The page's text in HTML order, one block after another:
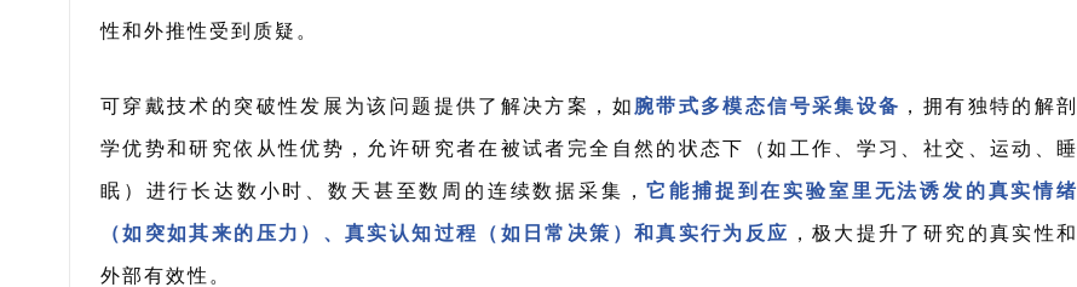
性和外推性受到质疑。
可穿戴技术的突破性发展为该问题提供了解决方案，如 腕带式多模态信号采集设备 ，拥有独特的解剖
学优势和研究依从性优势， 允许研究者在被试者完全自然的状态下（如工作、学习、社交、运动、睡
眠）进行长达数小时、数天甚至数周的连续数据采集 ，它能捕捉到在实验室里无法诱发的真实情绪
（如突如其来的压力）、真实认知过程（如日常决策）和真实行为反应 ，极大提升了研究的真实性和
外部有效性。